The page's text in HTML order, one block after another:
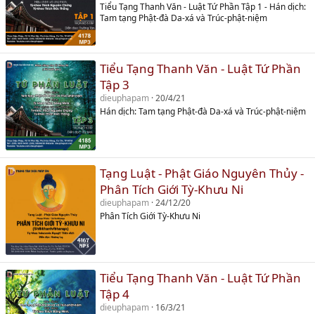
Tiểu Tạng Thanh Văn - Luật Tứ Phần Tập 1 - Hán dịch:
Tam tạng Phật-đà Da-xá và Trúc-phật-niệm
Tiểu Tạng Thanh Văn - Luật Tứ Phần
Tập 3
dieuphapam 20/4/21
Hán dịch: Tam tạng Phật-đà Da-xá và Trúc-phật-niệm
Tạng Luật - Phật Giáo Nguyên Thủy -
Phân Tích Giới Tỳ-Khưu Ni
dieuphapam 24/12/20
Phân Tích Giới Tỳ-Khưu Ni
Tiểu Tạng Thanh Văn - Luật Tứ Phần
Tập 4
dieuphapam 16/3/21